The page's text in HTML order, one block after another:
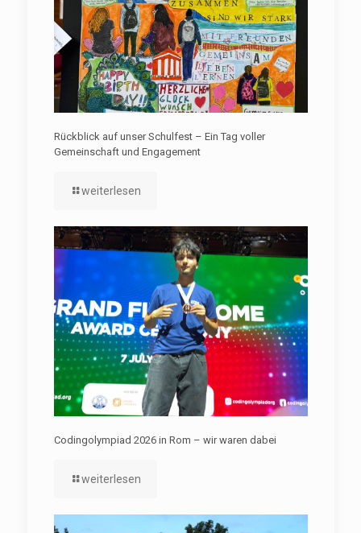
Rückblick auf unser Schulfest – Ein Tag voller
Gemeinschaft und Engagement
weiterlesen
Codingolympiad 2026 in Rom – wir waren dabei
weiterlesen